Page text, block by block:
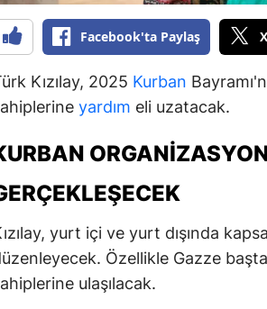
Çankırı
Çorum
Elazığ
Facebook'ta Paylaş
Kızılay, 2025 Kurban
yardım eli uzatacak.
yurt içi ve yurt dışında
Özellikle Gazze
ulaşılacak.